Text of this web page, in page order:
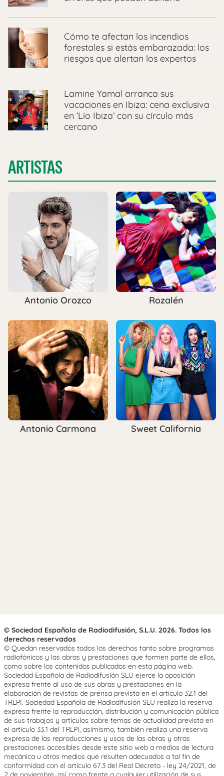
Cómo te afectan los incendios
forestales si estás embarazada: los
riesgos que alertan los expertos
Lamine Yamal arranca sus
vacaciones en Ibiza: cena exclusiva
en ‘Lío Ibiza’ con su círculo más
cercano
ARTISTAS
Antonio Orozco Rozalén
Antonio Carmona Sweet California
© Sociedad Española de Radiodifusión, S.L.U. 2026. Todos los
derechos reservados
© Quedan reservados todos los derechos tanto sobre programas
radiofónicos y las obras y prestaciones que formen parte de ellos,
como sobre los contenidos publicados en esta página web.
Sociedad Española de Radiodifusión SLU ejerce la oposición
expresa frente al uso de sus obras y prestaciones en la
elaboración de revistas de prensa prevista en el artículo 32.1 del
TRLPI. Sociedad Española de Radiodifusión SLU realiza la reserva
expresa frente la reproducción, distribución y comunicación pública
de sus trabajos y artículos sobre temas de actualidad prevista en
el artículo 33.1 del TRLPI, asimismo, también realiza una reserva
expresa de las reproducciones y usos de las obras y otras
prestaciones accesibles desde este sitio web a medios de lectura
mecánica u otros medios que resulten adecuados a tal fin de
conformidad con el artículo 67.3 del Real Decreto - ley 24/2021, de